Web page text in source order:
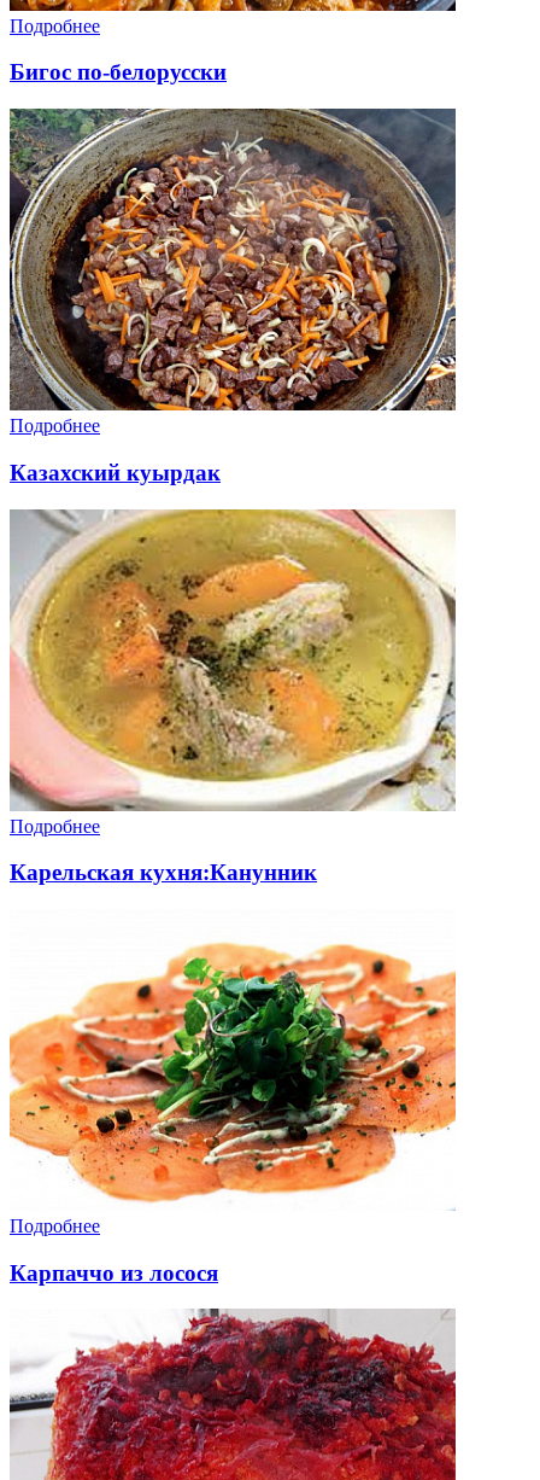
Подробнее
Бигос по-белорусски
Подробнее
Казахский куырдак
Подробнее
Карельская кухня:Канунник
Подробнее
Карпаччо из лосося